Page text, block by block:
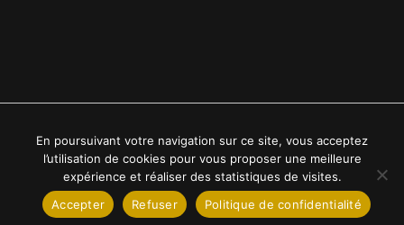
2022 © Luxe24kt | Tous droits réservés
En poursuivant votre navigation sur ce site, vous acceptez
l’utilisation de cookies pour vous proposer une meilleure
expérience et réaliser des statistiques de visites.
Accepter
Refuser Politique de confidentialité